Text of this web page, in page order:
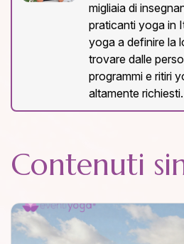
migliaia di
praticanti yoga in
yoga a definire la
trovare dalle
programmi e ritiri
altamente richiesti.
Contenuti